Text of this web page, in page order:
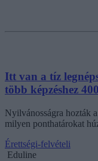
Itt van a tíz
több képzéshez
Nyilvánosságra hozták
milyen ponthatárokat
Érettségi-felvételi
Eduline